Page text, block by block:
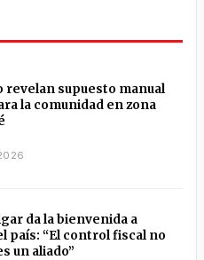
revelan supuesto manual
la comunidad en zona
da la bienvenida a
país: “El control fiscal no
un aliado”